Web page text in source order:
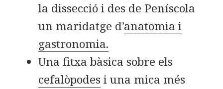
la dissecció i des de Peníscola
un maridatge d’anatomia i
gastronomia.
Una fitxa bàsica sobre els
cefalòpodesi una mica més